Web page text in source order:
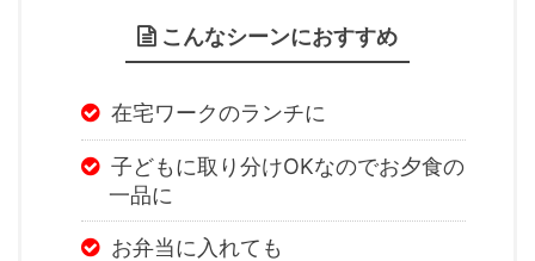
こんなシーンにおすすめ
在宅ワークのランチに
子どもに取り分けOKなのでお夕食の
一品に
お弁当に入れても